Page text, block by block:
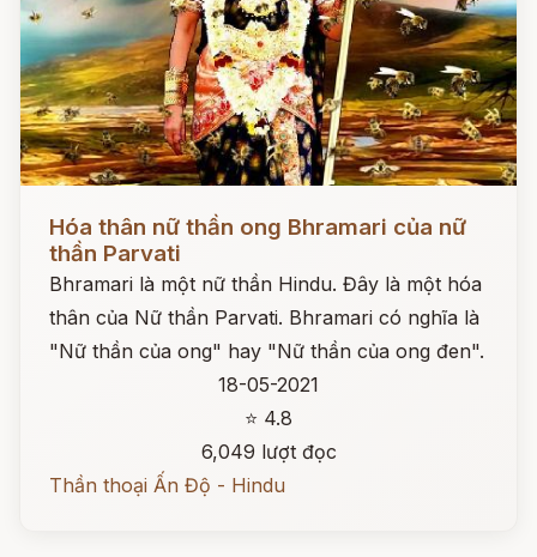
Hóa thân nữ thần ong Bhramari của nữ
thần Parvati
Bhramari là một nữ thần Hindu. Đây là một hóa
thân của Nữ thần Parvati. Bhramari có nghĩa là
"Nữ thần của ong" hay "Nữ thần của ong đen".
18-05-2021
⭐ 4.8
6,049 lượt đọc
Thần thoại Ấn Độ - Hindu